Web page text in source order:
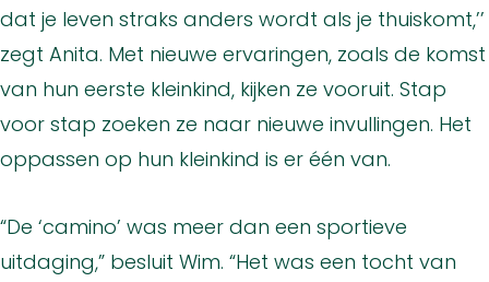
dat je leven straks anders wordt als je thuiskomt,’’
zegt Anita. Met nieuwe ervaringen, zoals de komst
van hun eerste kleinkind, kijken ze vooruit. Stap
voor stap zoeken ze naar nieuwe invullingen. Het
oppassen op hun kleinkind is er één van.
“De ‘camino’ was meer dan een sportieve
uitdaging,” besluit Wim. “Het was een tocht van